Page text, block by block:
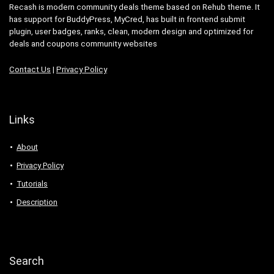
Recash is modern community deals theme based on Rehub theme. It
has support for BuddyPress, MyCred, has built in frontend submit
plugin, user badges, ranks, clean, modern design and optimized for
deals and coupons community websites
Contact Us | Privacy Policy
Links
About
Privacy Policy
Tutorials
Description
Search